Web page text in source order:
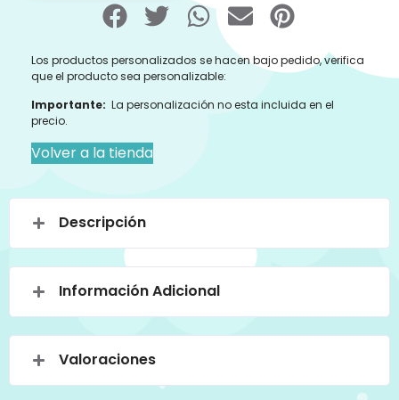
Los productos personalizados se hacen bajo pedido, verifica
que el producto sea personalizable:
Importante: La personalización no esta incluida en el
precio.
Volver a la tienda
Descripción
Información Adicional
Valoraciones